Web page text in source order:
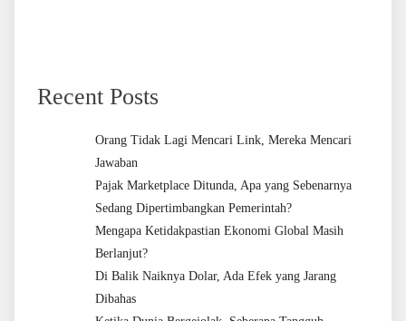
Recent Posts
Orang Tidak Lagi Mencari Link, Mereka Mencari
Jawaban
Pajak Marketplace Ditunda, Apa yang Sebenarnya
Sedang Dipertimbangkan Pemerintah?
Mengapa Ketidakpastian Ekonomi Global Masih
Berlanjut?
Di Balik Naiknya Dolar, Ada Efek yang Jarang
Dibahas